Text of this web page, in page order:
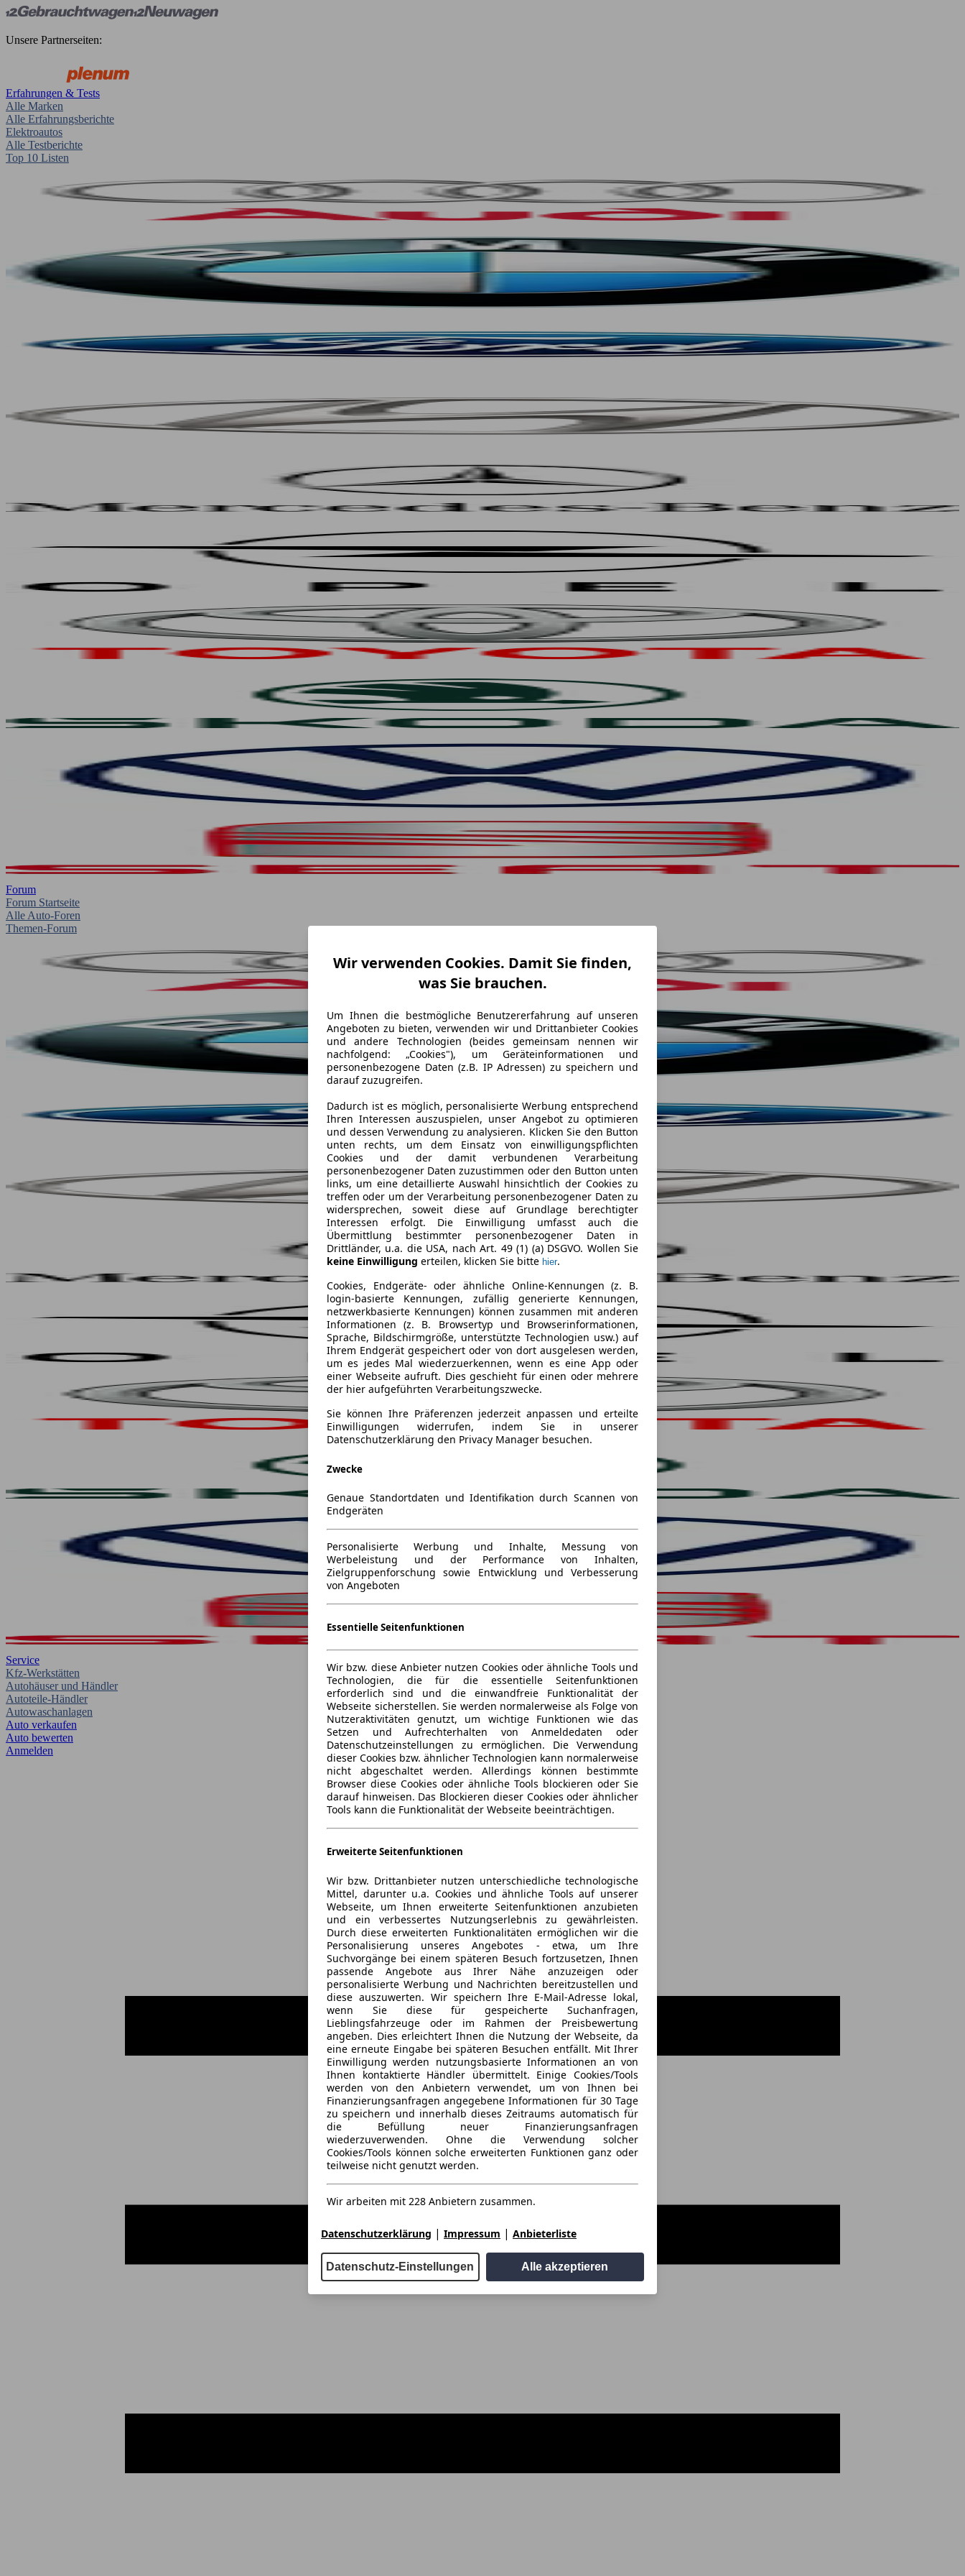
Unsere Partnerseiten:
Erfahrungen & Tests
Alle Marken
Alle Erfahrungsberichte
Elektroautos
Alle Testberichte
Top 10 Listen
Forum
Forum Startseite
Alle Auto-Foren
Themen-Forum
Service
Kfz-Werkstätten
Autohäuser und Händler
Autoteile-Händler
Autowaschanlagen
Auto verkaufen
Auto bewerten
Anmelden
Wir verwenden Cookies. Damit Sie finden,
was Sie brauchen.
Um Ihnen die bestmögliche Benutzererfahrung auf unseren
Angeboten zu bieten, verwenden wir und Drittanbieter Cookies
und andere Technologien (beides gemeinsam nennen wir
nachfolgend: „Cookies"), um Geräteinformationen und
personenbezogene Daten (z.B. IP Adressen) zu speichern und
darauf zuzugreifen.
Dadurch ist es möglich, personalisierte Werbung entsprechend
Ihren Interessen auszuspielen, unser Angebot zu optimieren
und dessen Verwendung zu analysieren. Klicken Sie den Button
unten rechts, um dem Einsatz von einwilligungspflichten
Cookies und der damit verbundenen Verarbeitung
personenbezogener Daten zuzustimmen oder den Button unten
links, um eine detaillierte Auswahl hinsichtlich der Cookies zu
treffen oder um der Verarbeitung personenbezogener Daten zu
widersprechen, soweit diese auf Grundlage berechtigter
Interessen erfolgt. Die Einwilligung umfasst auch die
Übermittlung bestimmter personenbezogener Daten in
Drittländer, u.a. die USA, nach Art. 49 (1) (a) DSGVO. Wollen Sie
keine Einwilligung erteilen, klicken Sie bitte hier.
Cookies, Endgeräte- oder ähnliche Online-Kennungen (z. B.
login-basierte Kennungen, zufällig generierte Kennungen,
netzwerkbasierte Kennungen) können zusammen mit anderen
Informationen (z. B. Browsertyp und Browserinformationen,
Sprache, Bildschirmgröße, unterstützte Technologien usw.) auf
Ihrem Endgerät gespeichert oder von dort ausgelesen werden,
um es jedes Mal wiederzuerkennen, wenn es eine App oder
einer Webseite aufruft. Dies geschieht für einen oder mehrere
der hier aufgeführten Verarbeitungszwecke.
Sie können Ihre Präferenzen jederzeit anpassen und erteilte
Einwilligungen widerrufen, indem Sie in unserer
Datenschutzerklärung den Privacy Manager besuchen.
Zwecke
Genaue Standortdaten und Identifikation durch Scannen von
Endgeräten
Personalisierte Werbung und Inhalte, Messung von
Werbeleistung und der Performance von Inhalten,
Zielgruppenforschung sowie Entwicklung und Verbesserung
von Angeboten
Essentielle Seitenfunktionen
Wir bzw. diese Anbieter nutzen Cookies oder ähnliche Tools und
Technologien, die für die essentielle Seitenfunktionen
erforderlich sind und die einwandfreie Funktionalität der
Webseite sicherstellen. Sie werden normalerweise als Folge von
Nutzeraktivitäten genutzt, um wichtige Funktionen wie das
Setzen und Aufrechterhalten von Anmeldedaten oder
Datenschutzeinstellungen zu ermöglichen. Die Verwendung
dieser Cookies bzw. ähnlicher Technologien kann normalerweise
nicht abgeschaltet werden. Allerdings können bestimmte
Browser diese Cookies oder ähnliche Tools blockieren oder Sie
darauf hinweisen. Das Blockieren dieser Cookies oder ähnlicher
Tools kann die Funktionalität der Webseite beeinträchtigen.
Erweiterte Seitenfunktionen
Wir bzw. Drittanbieter nutzen unterschiedliche technologische
Mittel, darunter u.a. Cookies und ähnliche Tools auf unserer
Webseite, um Ihnen erweiterte Seitenfunktionen anzubieten
und ein verbessertes Nutzungserlebnis zu gewährleisten.
Durch diese erweiterten Funktionalitäten ermöglichen wir die
Personalisierung unseres Angebotes - etwa, um Ihre
Suchvorgänge bei einem späteren Besuch fortzusetzen, Ihnen
passende Angebote aus Ihrer Nähe anzuzeigen oder
personalisierte Werbung und Nachrichten bereitzustellen und
diese auszuwerten. Wir speichern Ihre E-Mail-Adresse lokal,
wenn Sie diese für gespeicherte Suchanfragen,
Lieblingsfahrzeuge oder im Rahmen der Preisbewertung
angeben. Dies erleichtert Ihnen die Nutzung der Webseite, da
eine erneute Eingabe bei späteren Besuchen entfällt. Mit Ihrer
Einwilligung werden nutzungsbasierte Informationen an von
Ihnen kontaktierte Händler übermittelt. Einige Cookies/Tools
werden von den Anbietern verwendet, um von Ihnen bei
Finanzierungsanfragen angegebene Informationen für 30 Tage
zu speichern und innerhalb dieses Zeitraums automatisch für
die Befüllung neuer Finanzierungsanfragen
wiederzuverwenden. Ohne die Verwendung solcher
Cookies/Tools können solche erweiterten Funktionen ganz oder
teilweise nicht genutzt werden.
Wir arbeiten mit 228 Anbietern zusammen.
Datenschutzerklärung | Impressum | Anbieterliste
Datenschutz-Einstellungen Alle akzeptieren